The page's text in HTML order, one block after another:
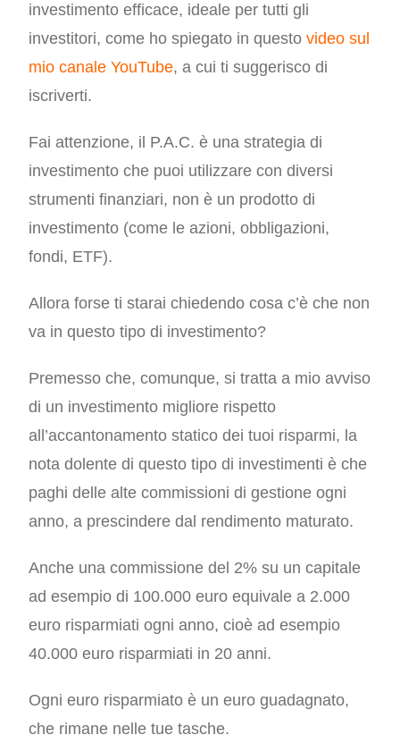
investimento efficace, ideale per tutti gli
investitori, come ho spiegato in questovideo sul
mio canale YouTube, a cui ti suggerisco di
iscriverti.
Fai attenzione, il P.A.C. è una strategia di
investimento che puoi utilizzare con diversi
strumenti finanziari, non è un prodotto di
investimento (come le azioni, obbligazioni,
fondi, ETF).
Allora forse ti starai chiedendo cosa c’è che non
va in questo tipo di investimento?
Premesso che, comunque, si tratta a mio avviso
di un investimento migliore rispetto
all’accantonamento statico dei tuoi risparmi, la
nota dolente di questo tipo di investimenti è che
paghi delle alte commissioni di gestione ogni
anno, a prescindere dal rendimento maturato.
Anche una commissione del 2% su un capitale
ad esempio di 100.000 euro equivale a 2.000
euro risparmiati ogni anno, cioè ad esempio
40.000 euro risparmiati in 20 anni.
Ogni euro risparmiato è un euro guadagnato,
che rimane nelle tue tasche.